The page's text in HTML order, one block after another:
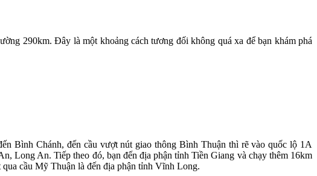
290km. Đây là một khoảng cách tương đối không quá xa để bạn khám phá
Bình Chánh, đến cầu vượt nút giao thông Bình Thuận thì rẽ vào quốc lộ 1A
Long An. Tiếp theo đó, bạn đến địa phận tỉnh Tiền Giang và chạy thêm 16km
cầu Mỹ Thuận là đến địa phận tỉnh Vĩnh Long.